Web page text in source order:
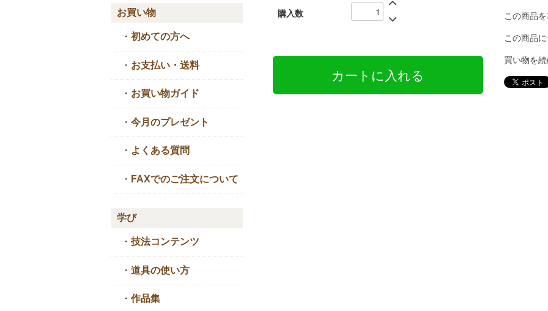
購入数 この商品
この商品
買い物を
お買い物
・ 初めての方へ
・ お支払い・送料
・ お買い物ガイド
・ 今月のプレゼント
・ よくある質問
・ FAXでのご注文について
学び
・ 技法コンテンツ
・ 道具の使い方
・ 作品集